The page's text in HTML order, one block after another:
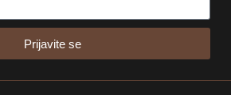
Prijavite se